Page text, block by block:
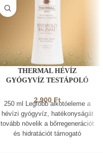
THERMAL HÉVÍZ
GYÓGYVÍZ TESTÁPOLÓ
2.900 Ft
250 ml Legfőbb alkotóeleme a
hévízi gyógyvíz, hatékonyságát
tovább növelik a bőrregenerációt
és hidratációt támogató